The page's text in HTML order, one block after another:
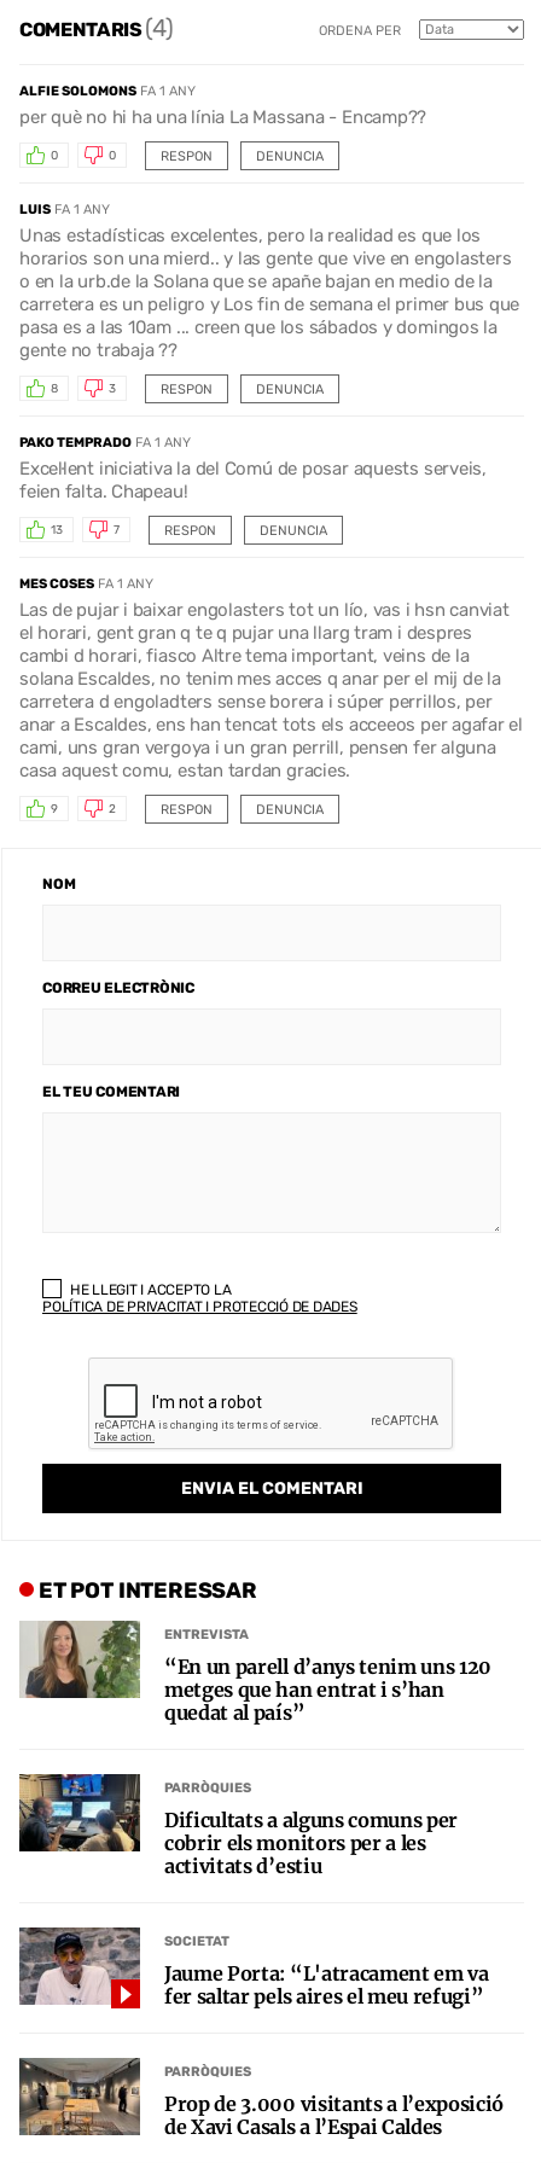
COMENTARIS(4) ORDENA PER
ALFIE SOLOMONS FA 1 ANY
per què no hi ha una línia La Massana - Encamp??
RESPON
0 0 DENUNCIA
LUIS FA 1 ANY
Unas estadísticas excelentes, pero la realidad es que los
horarios son una mierd.. y las gente que vive en engolasters
o en la urb.de la Solana que se apañe bajan en medio de la
carretera es un peligro y Los fin de semana el primer bus que
pasa es a las 10am ... creen que los sábados y domingos la
gente no trabaja ??
RESPON
8 3 DENUNCIA
PAKO TEMPRADO FA 1 ANY
Excel·lent iniciativa la del Comú de posar aquests serveis,
feien falta. Chapeau!
RESPON
13 7 DENUNCIA
MES COSES FA 1 ANY
Las de pujar i baixar engolasters tot un lío, vas i hsn canviat
el horari, gent gran q te q pujar una llarg tram i despres
cambi d horari, fiasco Altre tema important, veins de la
solana Escaldes, no tenim mes acces q anar per el mij de la
carretera d engoladters sense borera i súper perrillos, per
anar a Escaldes, ens han tencat tots els acceeos per agafar el
cami, uns gran vergoya i un gran perrill, pensen fer alguna
casa aquest comu, estan tardan gracies.
RESPON
9 2 DENUNCIA
NOM
CORREU ELECTRÒNIC
EL TEU COMENTARI
HE LLEGIT I ACCEPTO LA
POLÍTICA DE PRIVACITAT I PROTECCIÓ DE DADES
ET POT INTERESSAR
ENTREVISTA
“En un parell d’anys tenim uns 120
metges que han entrat i s’han
quedat al país”
PARRÒQUIES
Dificultats a alguns comuns per
cobrir els monitors per a les
activitats d’estiu
SOCIETAT
Jaume Porta: “L'atracament em va
fer saltar pels aires el meu refugi”
PARRÒQUIES
Prop de 3.000 visitants a l’exposició
de Xavi Casals a l’Espai Caldes